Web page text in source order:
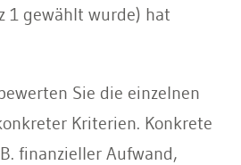
1 gewählt wurde) hat
Sie die einzelnen
Kriterien. Konkrete
finanzieller Aufwand,